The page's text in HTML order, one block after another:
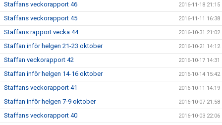
Staffans veckorapport 46 2016-11-18 21:15
Staffans veckorapport 45 2016-11-11 16:38
Staffans rapport vecka 44 2016-10-31 21:02
Staffan inför helgen 21-23 oktober 2016-10-21 14:12
Staffan veckorapport 42 2016-10-17 14:31
Staffan inför helgen 14-16 oktober 2016-10-14 15:42
Staffans veckorapport 41 2016-10-11 14:19
Staffan inför helgen 7-9 oktober 2016-10-07 21:58
Staffans veckorapport 40 2016-10-03 22:06